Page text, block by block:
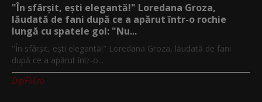
"În sfârșit, ești elegantă!" Loredana Groza,
lăudată de fani după ce a apărut într-o rochie
lungă cu spatele gol: "Nu...
"În sfârșit, ești elegantă!" Loredana Groza, lăudată de fani
după ce a apărut într-o...
DigiFM.ro